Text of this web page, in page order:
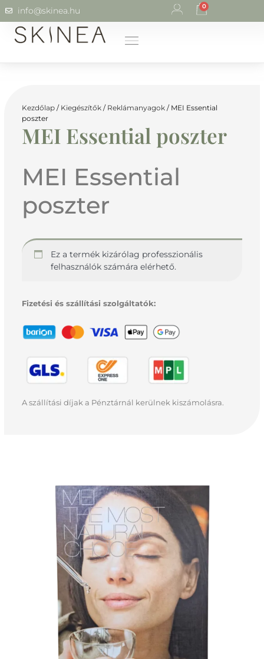
info@skinea.hu 0
Kezdőlap / Kiegészítők / Reklámanyagok / MEI Essential
poszter
MEI Essential poszter
MEI Essential
poszter
Ez a termék kizárólag professzionális
felhasználók számára elérhető.
Fizetési és szállítási szolgáltatók:
A szállítási díjak a Pénztárnál kerülnek kiszámolásra.